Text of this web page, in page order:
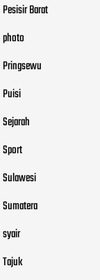
Pesisir Barat
photo
Pringsewu
Puisi
Sejarah
Sport
Sulawesi
Sumatera
syair
Tajuk